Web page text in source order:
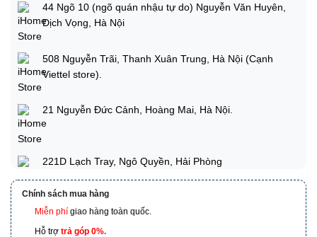
44 Ngõ 10 (ngõ quán nhậu tự do) Nguyễn Văn Huyên,
Dịch Vọng, Hà Nội
508 Nguyễn Trãi, Thanh Xuân Trung, Hà Nội (Cạnh
Viettel store).
21 Nguyễn Đức Cảnh, Hoàng Mai, Hà Nội.
221D Lạch Tray, Ngô Quyền, Hải Phòng
173 Nguyễn Thái Bình, Phường 4, Quận Tân Bình, Hồ
Chí Minh
Chính sách mua hàng
Miễn phí giao hàng toàn quốc.
Hỗ trợ trả góp 0%.